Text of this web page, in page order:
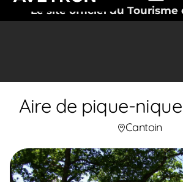
Le site officiel du Tourisme
Aire de pique-
Cantoin